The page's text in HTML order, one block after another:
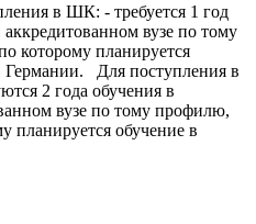
в ШК: - требуется 1 год
аккредитованном вузе по тому
которому планируется
Германии. Для поступления в
2 года обучения в
вузе по тому профилю,
планируется обучение в